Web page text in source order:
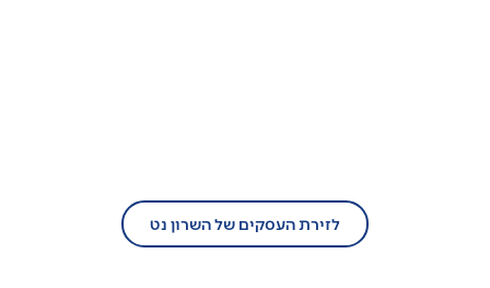
לזירת העסקים של השרון נט